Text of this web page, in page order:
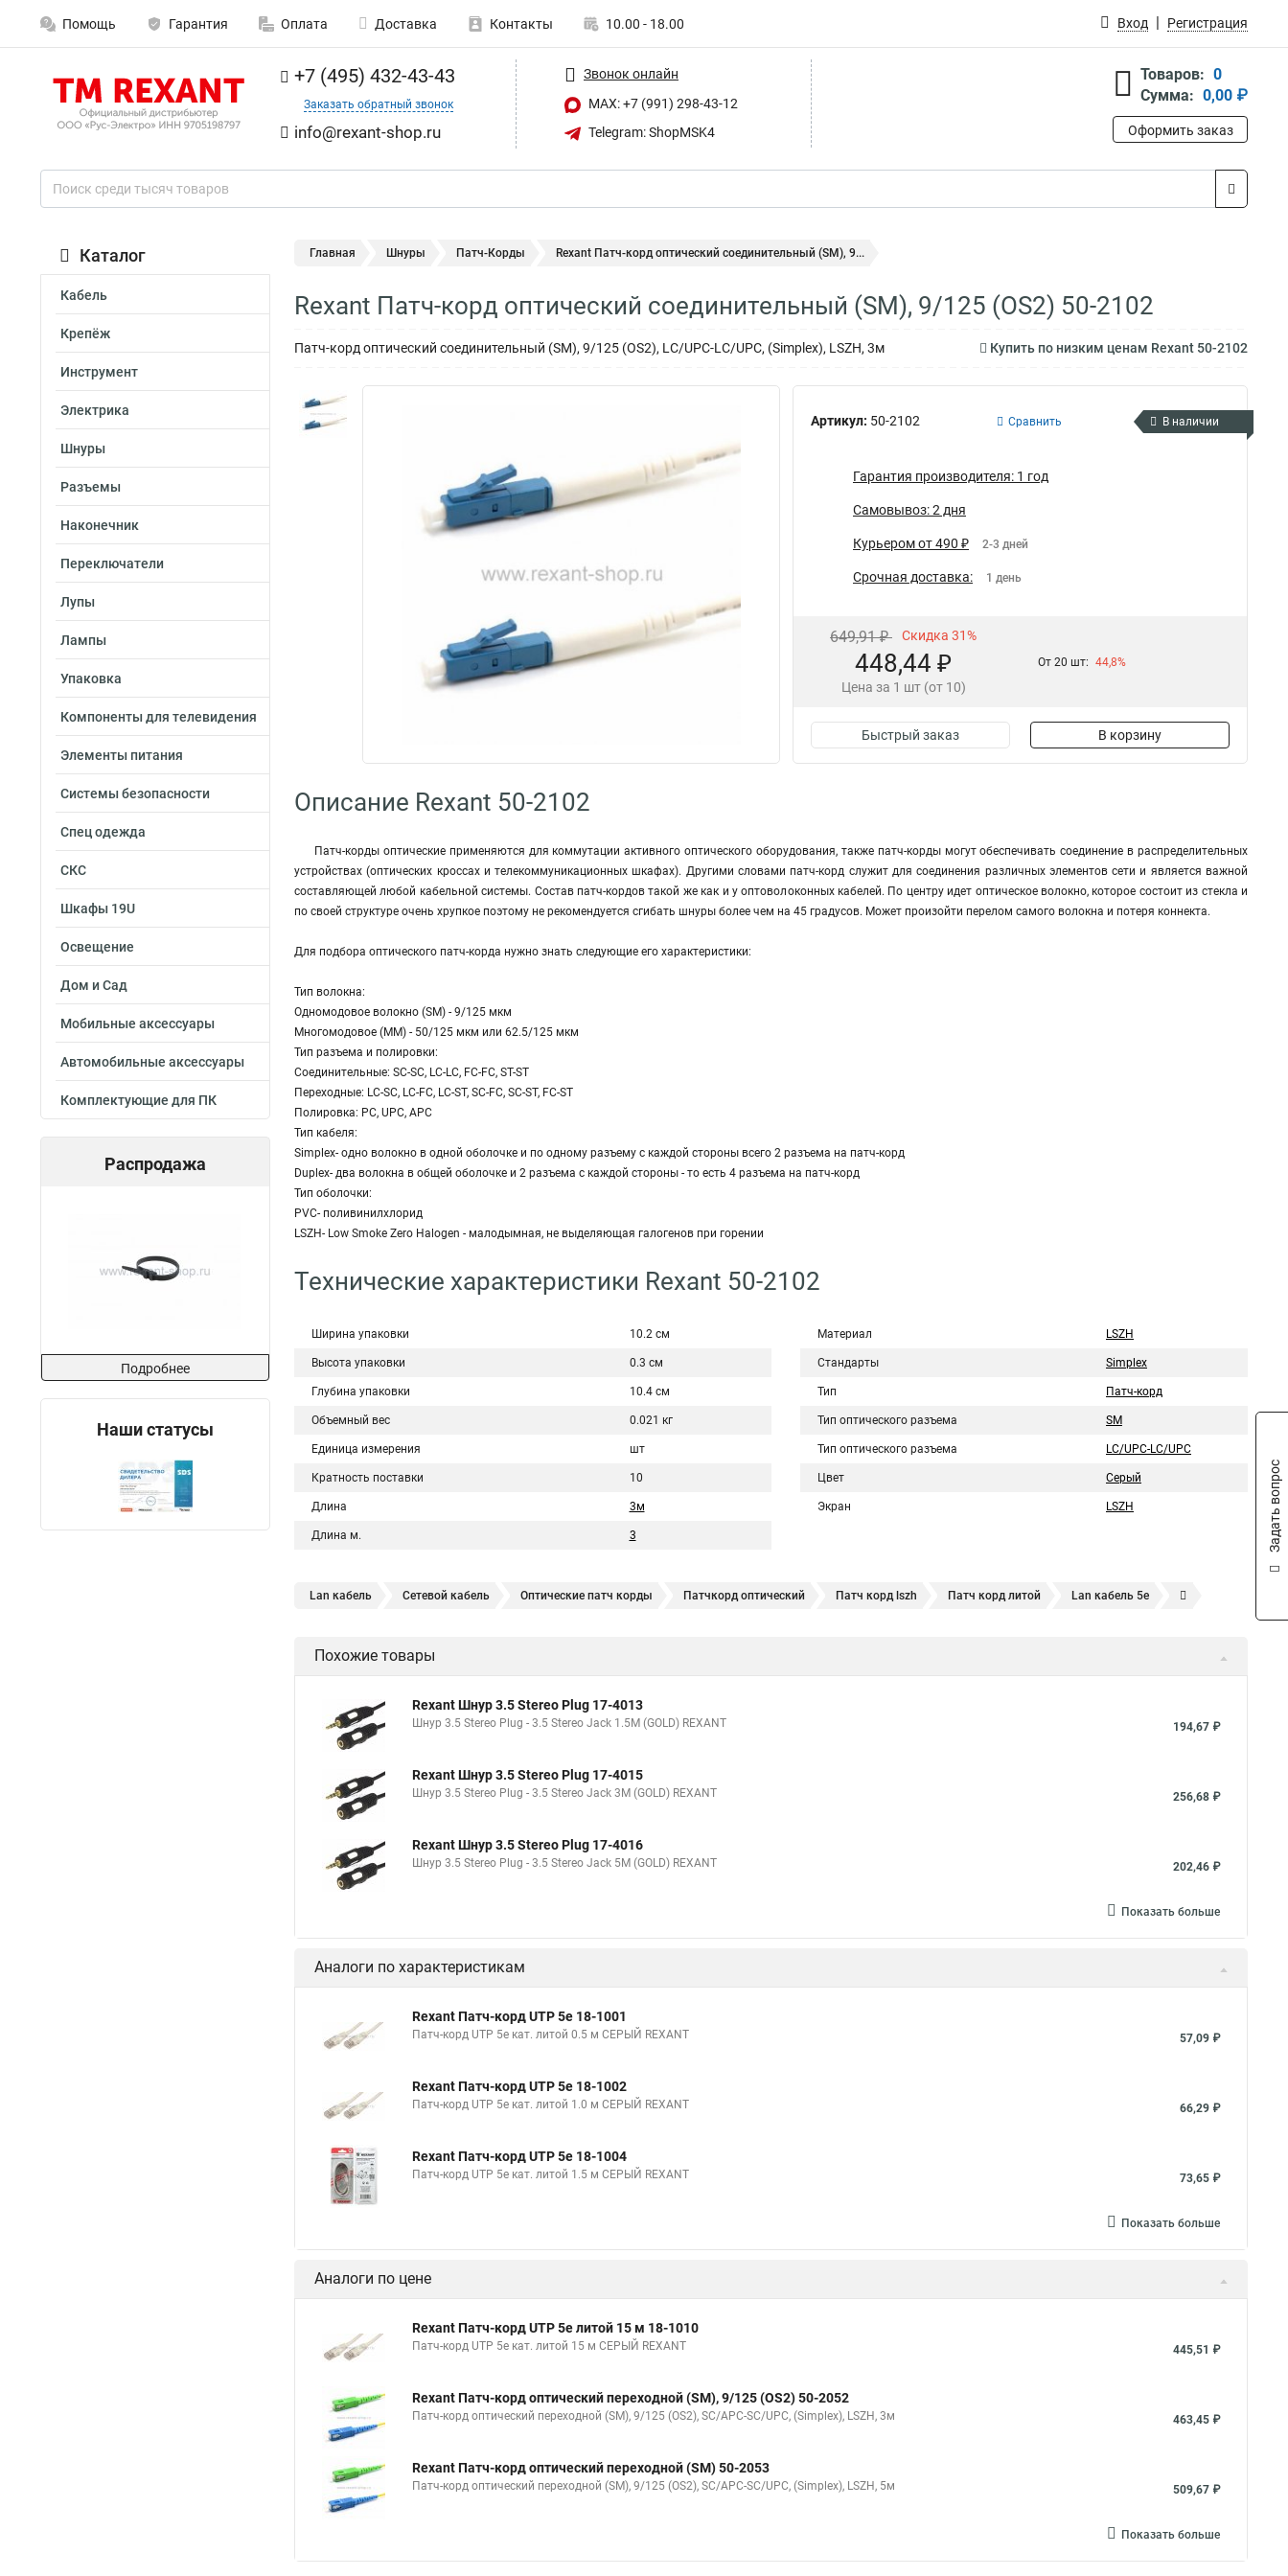
Помощь Гарантия Оплата Доставка Контакты 10.00 - 18.00 Вход Регистрация
+7 (495) 432-43-43
Заказать обратный звонок
info@rexant-shop.ru
Звонок онлайн
MAX: +7 (991) 298-43-12
Telegram: ShopMSK4
Товаров: 0
Сумма: 0,00 ₽
Оформить заказ
Каталог
Кабель
Крепёж
Инструмент
Электрика
Шнуры
Разъемы
Наконечник
Переключатели
Лупы
Лампы
Упаковка
Компоненты для телевидения
Элементы питания
Системы безопасности
Спец одежда
СКС
Шкафы 19U
Освещение
Дом и Сад
Мобильные аксессуары
Автомобильные аксессуары
Комплектующие для ПК
Распродажа
Подробнее
Наши статусы
Главная Шнуры Патч-Корды Rexant Патч-корд оптический соединительный (SM), 9...
Rexant Патч-корд оптический соединительный (SM), 9/125 (OS2) 50-2102
Патч-корд оптический соединительный (SM), 9/125 (OS2), LC/UPC-LC/UPC, (Simplex), LSZH, 3м Купить по низким ценам Rexant 50-2102
Артикул: 50-2102 Сравнить В наличии
Гарантия производителя: 1 год
Самовывоз: 2 дня
Курьером от 490 ₽ 2-3 дней
Срочная доставка: 1 день
649,91 ₽ Скидка 31%
448,44 ₽
Цена за 1 шт (от 10)
От 20 шт: 44,8%
Быстрый заказ В корзину
Описание Rexant 50-2102
Патч-корды оптические применяются для коммутации активного оптического оборудования, также патч-корды могут обеспечивать соединение в распределительных
устройствах (оптических кроссах и телекоммуникационных шкафах). Другими словами патч-корд служит для соединения различных элементов сети и является важной
составляющей любой кабельной системы. Состав патч-кордов такой же как и у оптоволоконных кабелей. По центру идет оптическое волокно, которое состоит из стекла и
по своей структуре очень хрупкое поэтому не рекомендуется сгибать шнуры более чем на 45 градусов. Может произойти перелом самого волокна и потеря коннекта.
Для подбора оптического патч-корда нужно знать следующие его характеристики:
Тип волокна:
Одномодовое волокно (SM) - 9/125 мкм
Многомодовое (MM) - 50/125 мкм или 62.5/125 мкм
Тип разъема и полировки:
Соединительные: SC-SC, LC-LC, FC-FC, ST-ST
Переходные: LC-SC, LC-FC, LC-ST, SC-FC, SC-ST, FC-ST
Полировка: PC, UPC, APC
Тип кабеля:
Simplex- одно волокно в одной оболочке и по одному разъему с каждой стороны всего 2 разъема на патч-корд
Duplex- два волокна в общей оболочке и 2 разъема с каждой стороны - то есть 4 разъема на патч-корд
Тип оболочки:
PVC- поливинилхлорид
LSZH- Low Smoke Zero Halogen - малодымная, не выделяющая галогенов при горении
Технические характеристики Rexant 50-2102
Ширина упаковки 10.2 см
Высота упаковки 0.3 см
Глубина упаковки 10.4 см
Объемный вес 0.021 кг
Единица измерения шт
Кратность поставки 10
Длина 3м
Длина м. 3
Материал LSZH
Стандарты Simplex
Тип Патч-корд
Тип оптического разъема SM
Тип оптического разъема LC/UPC-LC/UPC
Цвет Серый
Экран LSZH
Lan кабель Сетевой кабель Оптические патч корды Патчкорд оптический Патч корд lszh Патч корд литой Lan кабель 5e
Шнур патч корд Патч корд 2
Похожие товары
Rexant Шнур 3.5 Stereo Plug 17-4013
Шнур 3.5 Stereo Plug - 3.5 Stereo Jack 1.5М (GOLD) REXANT 194,67 ₽
Rexant Шнур 3.5 Stereo Plug 17-4015
Шнур 3.5 Stereo Plug - 3.5 Stereo Jack 3М (GOLD) REXANT 256,68 ₽
Rexant Шнур 3.5 Stereo Plug 17-4016
Шнур 3.5 Stereo Plug - 3.5 Stereo Jack 5М (GOLD) REXANT 202,46 ₽
Показать больше
Аналоги по характеристикам
Rexant Патч-корд UTP 5e 18-1001
Патч-корд UTP 5e кат. литой 0.5 м СЕРЫЙ REXANT 57,09 ₽
Rexant Патч-корд UTP 5e 18-1002
Патч-корд UTP 5e кат. литой 1.0 м СЕРЫЙ REXANT 66,29 ₽
Rexant Патч-корд UTP 5e 18-1004
Патч-корд UTP 5e кат. литой 1.5 м СЕРЫЙ REXANT 73,65 ₽
Показать больше
Аналоги по цене
Rexant Патч-корд UTP 5e литой 15 м 18-1010
Патч-корд UTP 5e кат. литой 15 м СЕРЫЙ REXANT 445,51 ₽
Rexant Патч-корд оптический переходной (SM), 9/125 (OS2) 50-2052
Патч-корд оптический переходной (SM), 9/125 (OS2), SC/APC-SC/UPC, (Simplex), LSZH, 3м 463,45 ₽
Rexant Патч-корд оптический переходной (SM) 50-2053
Патч-корд оптический переходной (SM), 9/125 (OS2), SC/APC-SC/UPC, (Simplex), LSZH, 5м 509,67 ₽
Показать больше
Задать вопрос